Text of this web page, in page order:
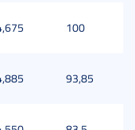
100
93,85